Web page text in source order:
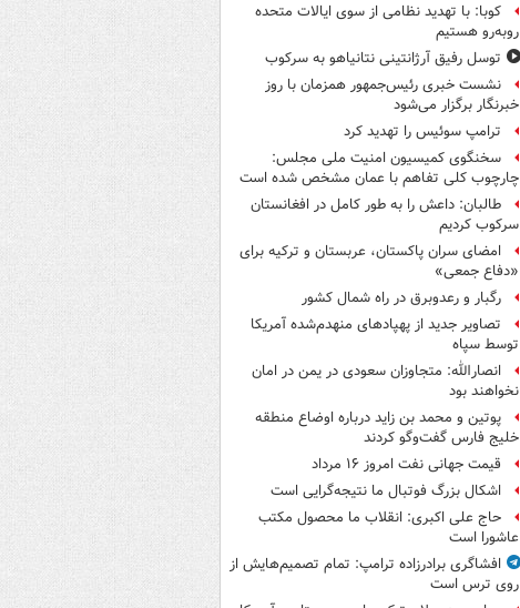
کوبا: با تهدید نظامی از سوی ایالات متحده
روبه‌رو هستیم
توسل رفیق آرژانتینی نتانیاهو به سرکوب
نشست خبری رئیس‌جمهور همزمان با روز
خبرنگار برگزار می‌شود
ترامپ سوئیس را تهدید کرد
سخنگوی کمیسیون امنیت ملی مجلس:
چارچوب کلی تفاهم با عمان مشخص شده است
طالبان: داعش را به طور کامل در افغانستان
سرکوب کردیم
امضای سران پاکستان، عربستان و ترکیه برای
«دفاع جمعی»
رگبار و رعدوبرق در راه شمال کشور
تصاویر جدید از پهپادهای منهدم‌شده آمریکا
توسط سپاه
انصارالله: متجاوزان سعودی در یمن در امان
نخواهند بود
پوتین و محمد بن زاید درباره اوضاع منطقه
خلیج فارس گفت‌وگو کردند
قیمت جهانی نفت امروز ۱۶ مرداد
اشکال بزرگ فوتبال ما نتیجه‌گرایی است
حاج علی اکبری: انقلاب ما محصول مکتب
عاشورا است
افشاگری برادرزاده ترامپ: تمام تصمیم‌هایش از
روی ترس است